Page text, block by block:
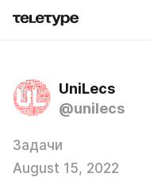
UniLecs
@unilecs
Задачи
August 15, 2022